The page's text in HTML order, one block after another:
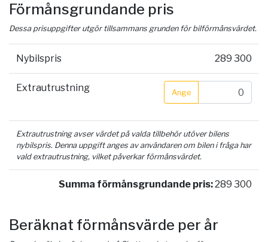
Förmånsgrundande pris
Dessa prisuppgifter utgör tillsammans grunden för bilförmånsvärdet.
Nybilspris 289 300
Extrautrustning Ange
Extrautrustning avser värdet på valda tillbehör utöver bilens
nybilspris. Denna uppgift anges av användaren om bilen i fråga har
vald extrautrustning, vilket påverkar förmånsvärdet.
Summa förmånsgrundande pris:289 300
Beräknat förmånsvärde per år